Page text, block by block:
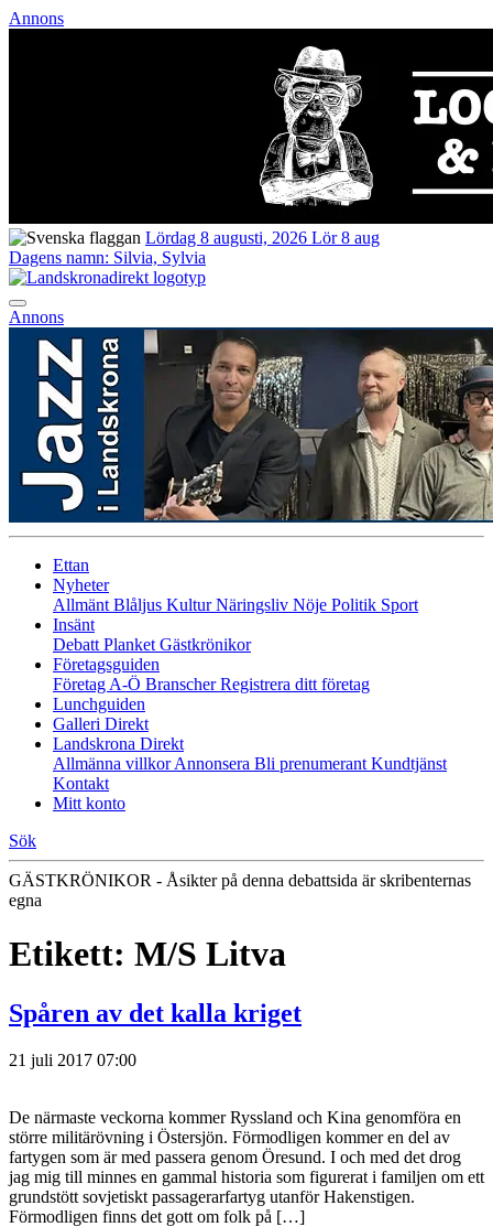
Annons
Lördag 8 augusti, 2026 Lör 8 aug
Dagens namn: Silvia, Sylvia
Annons
Ettan
Nyheter
Allmänt Blåljus KulturNäringsliv Nöje Politik Sport
Insänt
Debatt Planket Gästkrönikor
Företagsguiden
Företag A-Ö BranscherRegistrera ditt företag
Lunchguiden
Galleri Direkt
Landskrona Direkt
Allmänna villkorAnnonsera Bli prenumerant Kundtjänst
Kontakt
Mitt konto
Sök
GÄSTKRÖNIKOR - Åsikter på denna debattsida är skribenternas
egna
Etikett: M/S Litva
Spåren av det kalla kriget
21 juli 2017 07:00
De närmaste veckorna kommer Ryssland och Kina genomföra en
större militärövning i Östersjön. Förmodligen kommer en del av
fartygen som är med passera genom Öresund. I och med det drog
jag mig till minnes en gammal historia som figurerat i familjen om ett
grundstött sovjetiskt passagerarfartyg utanför Hakenstigen.
Förmodligen finns det gott om folk på […]